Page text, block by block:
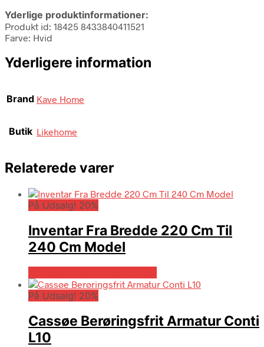
Yderlige produktinformationer:
Produkt id: 18425 8433840411521
Farve: Hvid
Yderligere information
Brand Kave Home
Butik Likehome
Relaterede varer
På Udsalg! 20%
Inventar Fra Bredde 220 Cm Til
240 Cm Model
På Udsalg! 20%
Cassøe Berøringsfrit Armatur Conti
L10